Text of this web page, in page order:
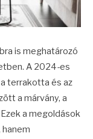
is meghatározó
A 2024-es
terrakotta és az
a márvány, a
a megoldások